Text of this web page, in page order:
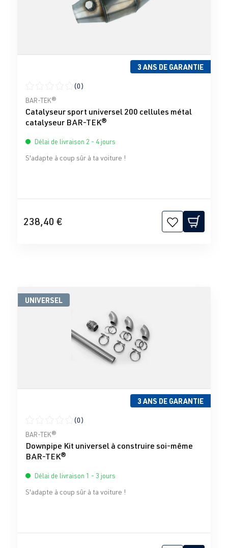
3 ANS DE GARANTIE
Note moyenne de 0 sur 5 étoiles
(0)
BAR-TEK®
Catalyseur sport universel 200 cellules métal
catalyseur BAR-TEK®
Délai de livraison 2 - 4 jours
S'adapte à coup sûr à ta voiture !
238,40 €
UNIVERSEL
3 ANS DE GARANTIE
Note moyenne de 0 sur 5 étoiles
(0)
BAR-TEK®
Downpipe Kit universel à construire soi-même
BAR-TEK®
Délai de livraison 1 - 3 jours
S'adapte à coup sûr à ta voiture !